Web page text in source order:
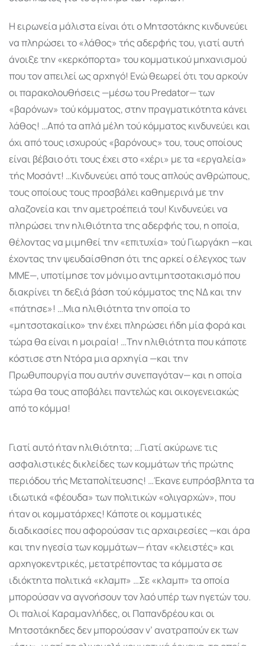
Η ειρωνεία μάλιστα είναι ότι ο Μητσοτάκης κινδυνεύει
να πληρώσει το «λάθος» τής αδερφής του, γιατί αυτή
άνοιξε την «κερκόπορτα» του κομματικού μηχανισμού
που τον απειλεί ως αρχηγό! Ενώ θεωρεί ότι του αρκούν
οι παρακολουθήσεις —μέσω του Predator— των
«βαρόνων» τού κόμματος, στην πραγματικότητα κάνει
λάθος! …Από τα απλά μέλη τού κόμματος κινδυνεύει και
όχι από τους ισχυρούς «βαρόνους» του, τους οποίους
είναι βέβαιο ότι τους έχει στο «χέρι» με τα «εργαλεία»
τής Μοσάντ! …Κινδυνεύει από τους απλούς ανθρώπους,
τους οποίους τους προσβάλει καθημερινά με την
αλαζονεία και την αμετροέπειά του! Κινδυνεύει να
πληρώσει την ηλιθιότητα της αδερφής του, η οποία,
θέλοντας να μιμηθεί την «επιτυχία» τού Γιωργάκη —και
έχοντας την ψευδαίσθηση ότι της αρκεί ο έλεγχος των
ΜΜΕ—, υποτίμησε τον μόνιμο αντιμητσοτακισμό που
διακρίνει τη δεξιά βάση τού κόμματος της ΝΔ και την
«πάτησε»! …Μια ηλιθιότητα την οποία το
«μητσοτακαίικο» την έχει πληρώσει ήδη μία φορά και
τώρα θα είναι η μοιραία! …Την ηλιθιότητα που κάποτε
κόστισε στη Ντόρα μια αρχηγία —και την
Πρωθυπουργία που αυτήν συνεπαγόταν— και η οποία
τώρα θα τους αποβάλει παντελώς και οικογενειακώς
από το κόμμα!
Γιατί αυτό ήταν ηλιθιό­τητα; …Γιατί ακύρωνε τις
ασφαλιστικές δικλείδες των κομμάτων τής πρώ­της
περιόδου τής Μετα­πολίτευσης! …Έκανε ευ­πρόσβλητα τα
ιδιωτικά «φέουδα» των πολιτι­κών «ολιγαρχών», που
ήταν οι κομματάρχες! Κάποτε οι κομματικές
διαδικασίες που αφορούσαν τις αρχαιρεσίες —και άρα
και την ηγεσία των κομμάτων— ήταν «κλειστές» και
αρχηγοκεντρικές, μετατρέποντας τα κόμματα σε
ιδιόκτητα πολιτικά «κλαμπ» …Σε «κλαμπ» τα οποία
μπορούσαν να αγνοήσουν τον λαό υπέρ των ηγετών του.
Οι παλιοί Καραμανλήδες, οι Παπανδρέου και οι
Μητσοτάκηδες δεν μπορούσαν ν’ ανατραπούν εκ των